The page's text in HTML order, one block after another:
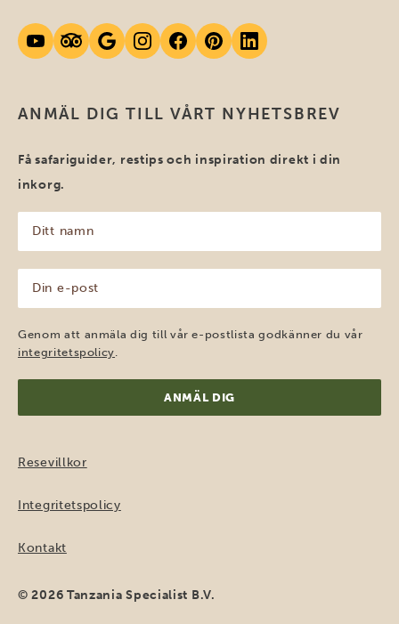
ANMÄL DIG TILL VÅRT NYHETSBREV
Få safariguider, restips och inspiration direkt i din
inkorg.
namn
(Obligatoriskt)
post
(Obligatoriskt)
Genom att anmäla dig till vår e-postlista godkänner du vår
integritetspolicy
Resevillkor
Integritetspolicy
Kontakt
© 2026 Tanzania Specialist B.V.